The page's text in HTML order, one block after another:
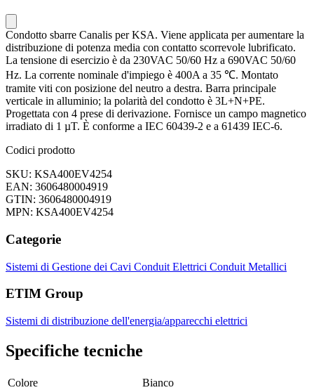
Condotto sbarre Canalis per KSA. Viene applicata per aumentare la
distribuzione di potenza media con contatto scorrevole lubrificato.
La tensione di esercizio è da 230VAC 50/60 Hz a 690VAC 50/60
Hz. La corrente nominale d'impiego è 400A a 35 ℃. Montato
tramite viti con posizione del neutro a destra. Barra principale
verticale in alluminio; la polarità del condotto è 3L+N+PE.
Progettata con 4 prese di derivazione. Fornisce un campo magnetico
irradiato di 1 µT. È conforme a IEC 60439-2 e a 61439 IEC-6.
Codici prodotto
SKU: KSA400EV4254
EAN: 3606480004919
GTIN: 3606480004919
MPN: KSA400EV4254
Categorie
Sistemi di Gestione dei Cavi Conduit Elettrici Conduit Metallici
ETIM Group
Sistemi di distribuzione dell'energia/apparecchi elettrici
Specifiche tecniche
Colore
Bianco